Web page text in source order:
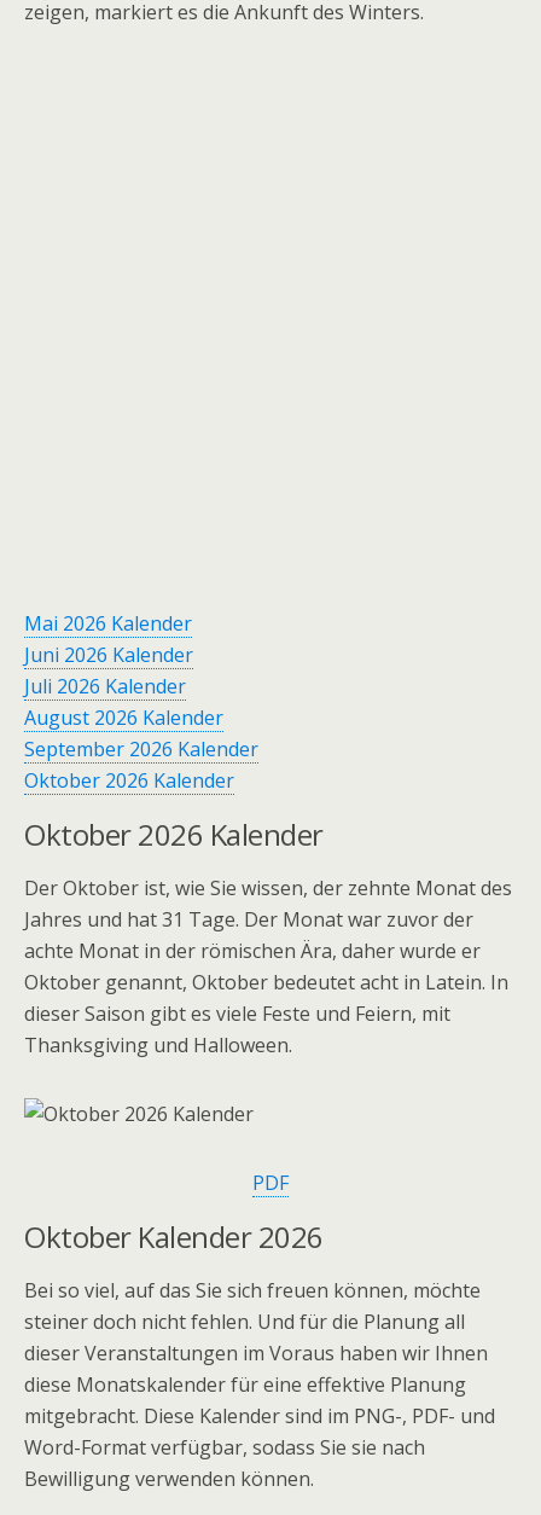
zeigen, markiert es die Ankunft des Winters.
Mai 2026 Kalender
Juni 2026 Kalender
Juli 2026 Kalender
August 2026 Kalender
September 2026 Kalender
Oktober 2026 Kalender
Oktober 2026 Kalender
Der Oktober ist, wie Sie wissen, der zehnte Monat des
Jahres und hat 31 Tage. Der Monat war zuvor der
achte Monat in der römischen Ära, daher wurde er
Oktober genannt, Oktober bedeutet acht in Latein. In
dieser Saison gibt es viele Feste und Feiern, mit
Thanksgiving und Halloween.
PDF
Oktober Kalender 2026
Bei so viel, auf das Sie sich freuen können, möchte
steiner doch nicht fehlen. Und für die Planung all
dieser Veranstaltungen im Voraus haben wir Ihnen
diese Monatskalender für eine effektive Planung
mitgebracht. Diese Kalender sind im PNG-, PDF- und
Word-Format verfügbar, sodass Sie sie nach
Bewilligung verwenden können.